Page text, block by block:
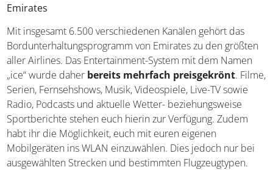
Emirates
Mit insgesamt 6.500 verschiedenen Kanälen gehört das
Bordunterhaltungsprogramm von Emirates zu den größten
aller Airlines. Das Entertainment-System mit dem Namen
„ice“ wurde daher bereits mehrfach preisgekrönt. Filme,
Serien, Fernsehshows, Musik, Videospiele, Live-TV sowie
Radio, Podcasts und aktuelle Wetter- beziehungsweise
Sportberichte stehen euch hierin zur Verfügung. Zudem
habt ihr die Möglichkeit, euch mit euren eigenen
Mobilgeräten ins WLAN einzuwählen. Dies jedoch nur bei
ausgewählten Strecken und bestimmten Flugzeugtypen.